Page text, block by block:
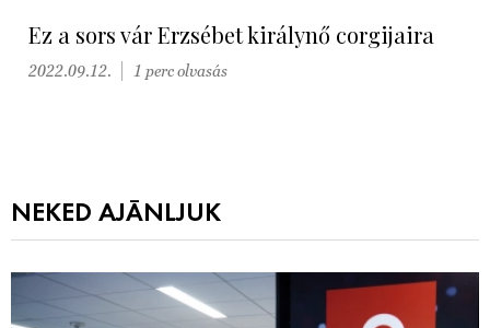
Ez a sors vár Erzsébet királynő corgijaira
2022.09.12. 1 perc olvasás
NEKED AJÁNLJUK